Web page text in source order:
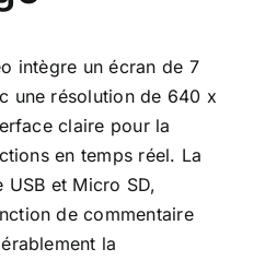
intègre un écran de 7
une résolution de 640 x
claire pour la
en temps réel. La
et Micro SD,
de commentaire
la